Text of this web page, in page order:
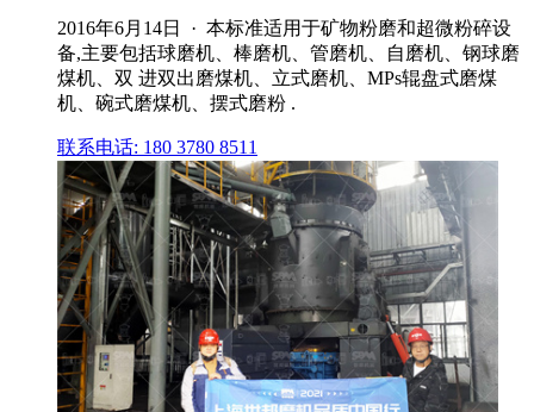
2016年6月14日 · 本标准适用于矿物粉磨和超微粉碎设
备,主要包括球磨机、棒磨机、管磨机、自磨机、钢球磨
煤机、双 进双出磨煤机、立式磨机、MPs辊盘式磨煤
机、碗式磨煤机、摆式磨粉 .
联系电话: 180 3780 8511